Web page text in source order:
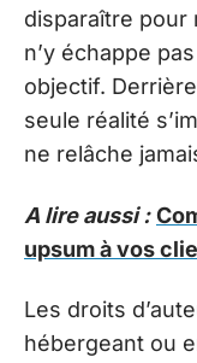
disparaître pour
n’y échappe
objectif.
seule réalité
ne relâche
A lire aussi :
upsum à vos
Les droits
hébergeant ou